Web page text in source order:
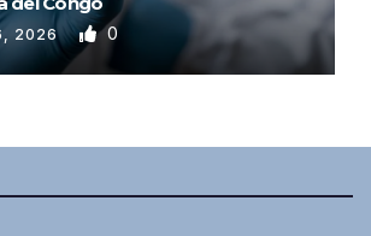
2026 0